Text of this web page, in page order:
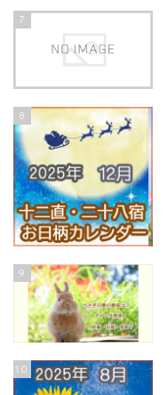
7
8
9
10